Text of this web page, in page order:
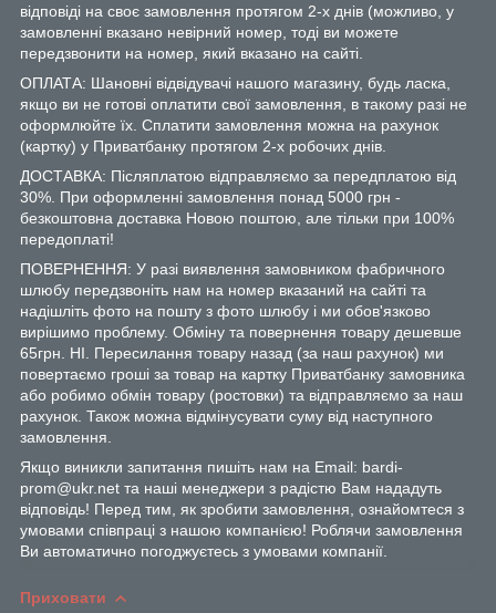
відповіді на своє замовлення протягом 2-х днів (можливо, у
замовленні вказано невірний номер, тоді ви можете
передзвонити на номер, який вказано на сайті.
ОПЛАТА: Шановні відвідувачі нашого магазину, будь ласка,
якщо ви не готові оплатити свої замовлення, в такому разі не
оформлюйте їх. Сплатити замовлення можна на рахунок
(картку) у Приватбанку протягом 2-х робочих днів.
ДОСТАВКА: Післяплатою відправляємо за передплатою від
30%. При оформленні замовлення понад 5000 грн -
безкоштовна доставка Новою поштою, але тільки при 100%
передоплаті!
ПОВЕРНЕННЯ: У разі виявлення замовником фабричного
шлюбу передзвоніть нам на номер вказаний на сайті та
надішліть фото на пошту з фото шлюбу і ми обов'язково
вирішимо проблему. Обміну та повернення товару дешевше
65грн. НІ. Пересилання товару назад (за наш рахунок) ми
повертаємо гроші за товар на картку Приватбанку замовника
або робимо обмін товару (ростовки) та відправляємо за наш
рахунок. Також можна відмінусувати суму від наступного
замовлення.
Якщо виникли запитання пишіть нам на Email: bardi-
prom@ukr.net та наші менеджери з радістю Вам нададуть
відповідь! Перед тим, як зробити замовлення, ознайомтеся з
умовами співпраці з нашою компанією! Роблячи замовлення
Ви автоматично погоджуєтесь з умовами компанії.
Приховати